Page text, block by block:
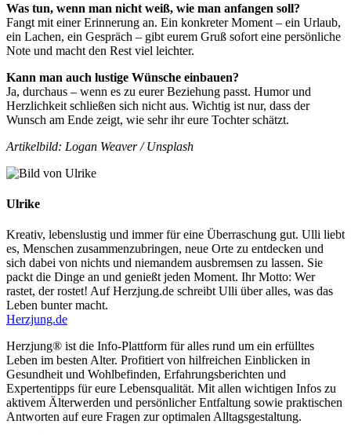
Was tun, wenn man nicht weiß, wie man anfangen soll?
Fangt mit einer Erinnerung an. Ein konkreter Moment – ein Urlaub,
ein Lachen, ein Gespräch – gibt eurem Gruß sofort eine persönliche
Note und macht den Rest viel leichter.
Kann man auch lustige Wünsche einbauen?
Ja, durchaus – wenn es zu eurer Beziehung passt. Humor und
Herzlichkeit schließen sich nicht aus. Wichtig ist nur, dass der
Wunsch am Ende zeigt, wie sehr ihr eure Tochter schätzt.
Artikelbild: Logan Weaver / Unsplash
Ulrike
Kreativ, lebenslustig und immer für eine Überraschung gut. Ulli liebt
es, Menschen zusammenzubringen, neue Orte zu entdecken und
sich dabei von nichts und niemandem ausbremsen zu lassen. Sie
packt die Dinge an und genießt jeden Moment. Ihr Motto: Wer
rastet, der rostet! Auf Herzjung.de schreibt Ulli über alles, was das
Leben bunter macht.
Herzjung.de
Herzjung® ist die Info-Plattform für alles rund um ein erfülltes
Leben im besten Alter. Profitiert von hilfreichen Einblicken in
Gesundheit und Wohlbefinden, Erfahrungsberichten und
Expertentipps für eure Lebensqualität. Mit allen wichtigen Infos zu
aktivem Älterwerden und persönlicher Entfaltung sowie praktischen
Antworten auf eure Fragen zur optimalen Alltagsgestaltung.